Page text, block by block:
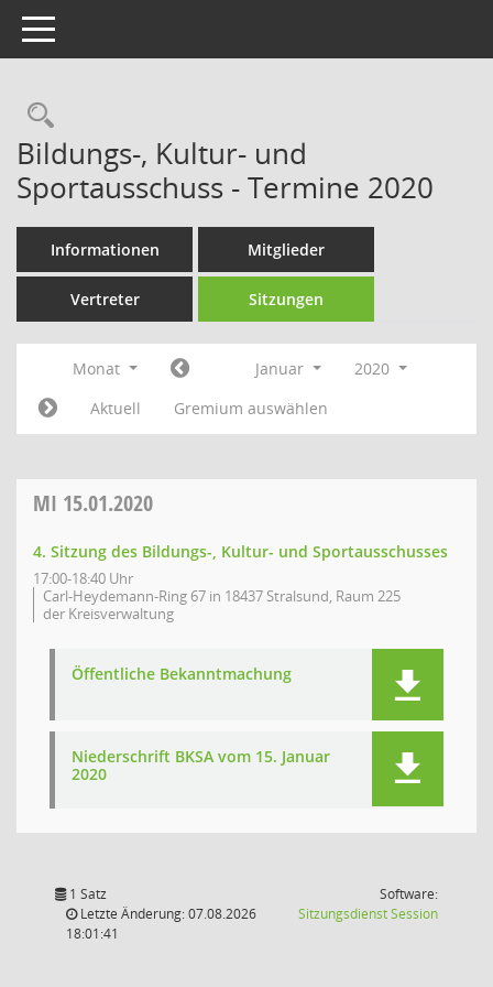
Toggle navigation
Rechercheauswahl
Bildungs-, Kultur- und
Sportausschuss - Termine 2020
Informationen Mitglieder
Vertreter Sitzungen
Monat Januar
2020
Aktuell
Gremium auswählen
MI 15.01.2020
4. Sitzung des Bildungs-, Kultur- und Sportausschusses
17:00-18:40 Uhr
Carl-Heydemann-Ring 67 in 18437 Stralsund, Raum 225
der Kreisverwaltung
Öffentliche Bekanntmachung
Niederschrift BKSA vom 15. Januar
2020
1 Satz
Letzte Änderung: 07.08.2026
18:01:41
Software:
SitzungsdienstSession(Wird in